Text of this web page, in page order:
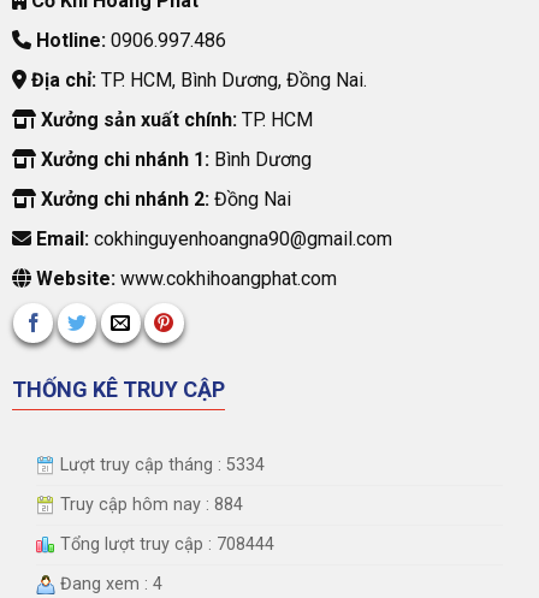
Hotline:0906.997.486
Địa chỉ:TP. HCM, Bình Dương, Đồng Nai.
Xưởng sản xuất chính:TP. HCM
Xưởng chi nhánh 1:Bình Dương
Xưởng chi nhánh 2:Đồng Nai
Email:cokhinguyenhoangna90@gmail.com
Website:www.cokhihoangphat.com
THỐNG KÊ TRUY CẬP
Lượt truy cập tháng : 5334
Truy cập hôm nay : 884
Tổng lượt truy cập : 708444
Đang xem : 4